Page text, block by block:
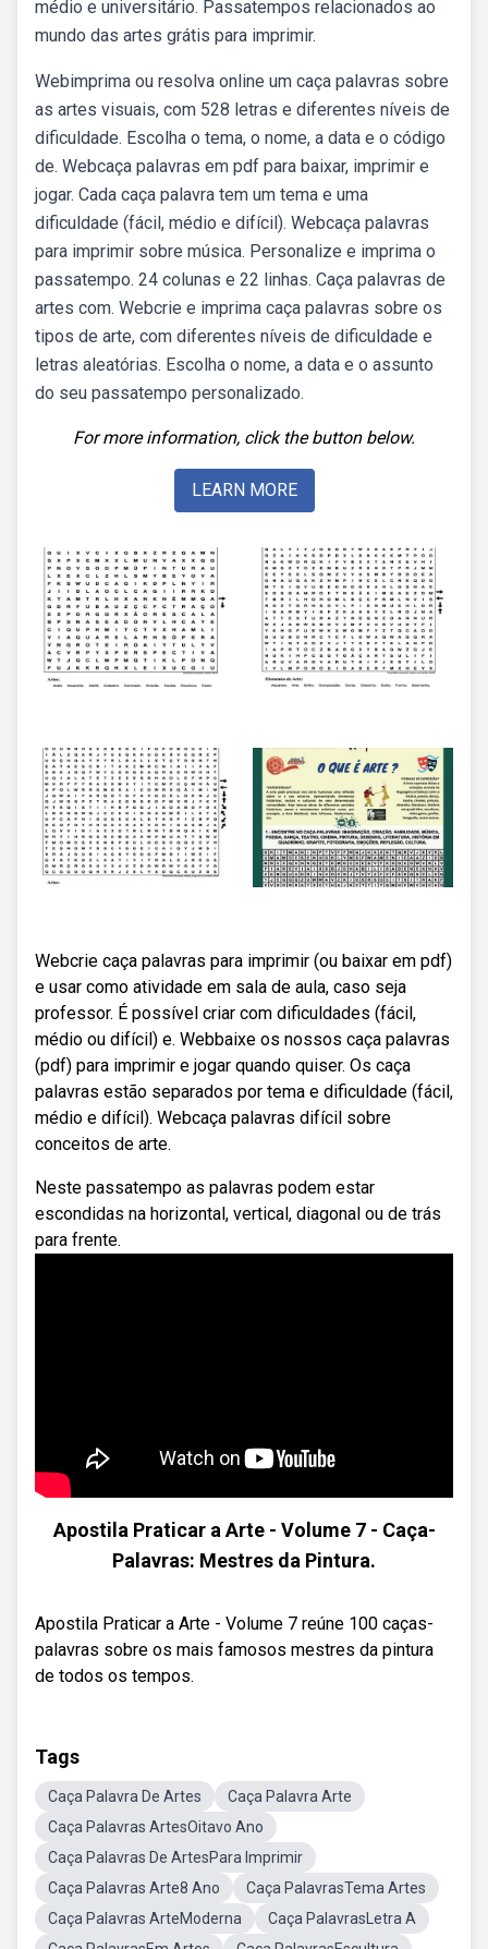
médio e universitário. Passatempos relacionados ao
mundo das artes grátis para imprimir.
Webimprima ou resolva online um caça palavras sobre
as artes visuais, com 528 letras e diferentes níveis de
dificuldade. Escolha o tema, o nome, a data e o código
de. Webcaça palavras em pdf para baixar, imprimir e
jogar. Cada caça palavra tem um tema e uma
dificuldade (fácil, médio e difícil). Webcaça palavras
para imprimir sobre música. Personalize e imprima o
passatempo. 24 colunas e 22 linhas. Caça palavras de
artes com. Webcrie e imprima caça palavras sobre os
tipos de arte, com diferentes níveis de dificuldade e
letras aleatórias. Escolha o nome, a data e o assunto
do seu passatempo personalizado.
For more information, click the button below.
LEARN MORE
Webcrie caça palavras para imprimir (ou baixar em pdf)
e usar como atividade em sala de aula, caso seja
professor. É possível criar com dificuldades (fácil,
médio ou difícil) e. Webbaixe os nossos caça palavras
(pdf) para imprimir e jogar quando quiser. Os caça
palavras estão separados por tema e dificuldade (fácil,
médio e difícil). Webcaça palavras difícil sobre
conceitos de arte.
Neste passatempo as palavras podem estar
escondidas na horizontal, vertical, diagonal ou de trás
para frente.
Apostila Praticar a Arte - Volume 7 - Caça-
Palavras: Mestres da Pintura.
Apostila Praticar a Arte - Volume 7 reúne 100 caças-
palavras sobre os mais famosos mestres da pintura
de todos os tempos.
Tags
Caça Palavra De Artes
Caça Palavra Arte
Caça Palavras ArtesOitavo Ano
Caça Palavras De ArtesPara Imprimir
Caça Palavras Arte8 Ano
Caça PalavrasTema Artes
Caça Palavras ArteModerna
Caça PalavrasLetra A